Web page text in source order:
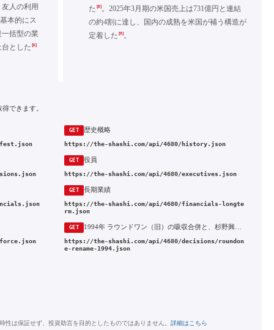
人の利用
本的にス
括型の業
とした [6]
た [8]。2025年3月期の米国売上は731億円と連結
の約4割に達し、国内の成熟を米国が補う構造が
定着した [9]。
できます。
GET 歴史概略
https://the-shashi.com/api/4680/history.json
GET 役員
https://the-shashi.com/api/4680/executives.json
GET 長期業績
https://the-shashi.com/api/4680/financials-longte
rm.json
GET 1994年 ラウンドワン（旧）の吸収合併と、杉野興産からラウンドワンへの商号変更
https://the-shashi.com/api/4680/decisions/roundon
e-rename-1994.json
性は保証せず、投資助言を目的としたものではありません。 詳細はこちら